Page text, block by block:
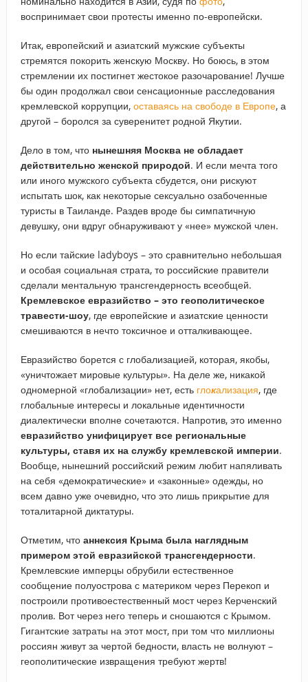
воспринимает свои протесты именно по-европейски.
Итак, европейский и азиатский мужские субъекты
стремятся покорить женскую Москву. Но боюсь, в этом
стремлении их постигнет жестокое разочарование! Лучше
бы один продолжал свои сенсационные расследования
кремлевской коррупции, оставаясь на свободе в Европе, а
другой – боролся за суверенитет родной Якутии.
Дело в том, что нынешняя Москва не обладает
действительно женской природой. И если мечта того
или иного мужского субъекта сбудется, они рискуют
испытать шок, как некоторые сексуально озабоченные
туристы в Таиланде. Раздев вроде бы симпатичную
девушку, они вдруг обнаруживают у «нее» мужской член.
Но если тайские ladyboys – это сравнительно небольшая
и особая социальная страта, то российские правители
сделали ментальную трансгендерность всеобщей.
Кремлевское евразийство – это геополитическое
травести-шоу, где европейские и азиатские ценности
смешиваются в нечто токсичное и отталкивающее.
Евразийство борется с глобализацией, которая, якобы,
«уничтожает мировые культуры». На деле же, никакой
одномерной «глобализации» нет, есть глокализация, где
глобальные интересы и локальные идентичности
диалектически вполне сочетаются. Напротив, это именно
евразийство унифицирует все региональные
культуры, ставя их на службу кремлевской империи.
Вообще, нынешний российский режим любит напяливать
на себя «демократические» и «законные» одежды, но
всем давно уже очевидно, что это лишь прикрытие для
тоталитарной диктатуры.
Отметим, что аннексия Крыма была наглядным
примером этой евразийской трансгендерности.
Кремлевские имперцы обрубили естественное
сообщение полуострова с материком через Перекоп и
построили противоестественный мост через Керченский
пролив. Вот через него теперь и сношаются с Крымом.
Гигантские затраты на этот мост, при том что миллионы
россиян живут за чертой бедности, власть не волнуют –
геополитические извращения требуют жертв!